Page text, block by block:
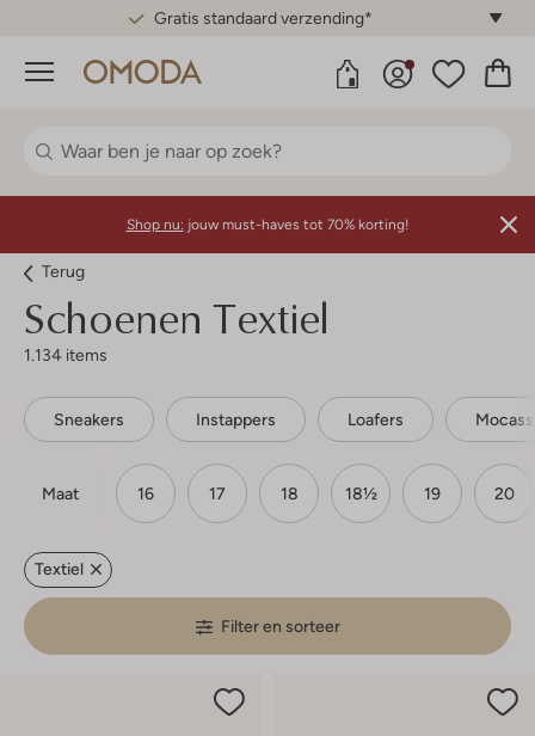
Gratis standaard verzending*
Menu
Shop nu: jouw must-haves tot 70% korting!
Terug
Schoenen Textiel
1.134 items
Sneakers Instappers Loafers
Maat 16 17 18 18½ 19 20
Textiel
Filter en sorteer